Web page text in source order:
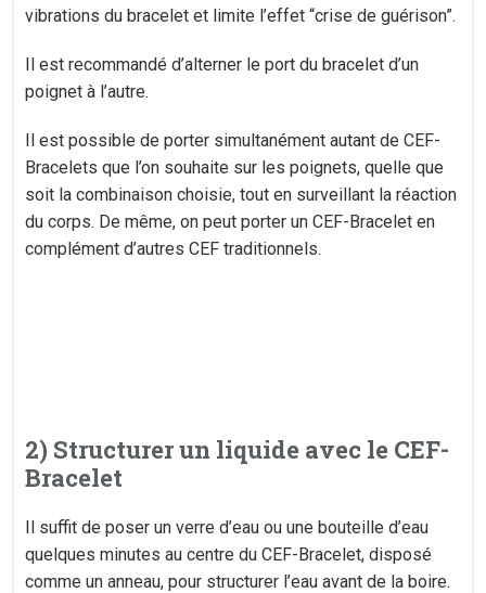
vibrations du bracelet et limite l’effet “crise de guérison”.
Il est recommandé d’alterner le port du bracelet d’un
poignet à l’autre.
Il est possible de porter simultanément autant de CEF-
Bracelets que l’on souhaite sur les poignets, quelle que
soit la combinaison choisie, tout en surveillant la réaction
du corps. De même, on peut porter un CEF-Bracelet en
complément d’autres CEF traditionnels.
2) Structurer un liquide avec le CEF-
Bracelet
Il suffit de poser un verre d’eau ou une bouteille d’eau
quelques minutes au centre du CEF-Bracelet, disposé
comme un anneau, pour structurer l’eau avant de la boire.